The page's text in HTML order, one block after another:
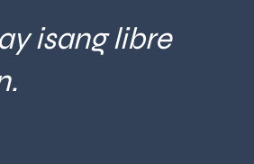
isang libre